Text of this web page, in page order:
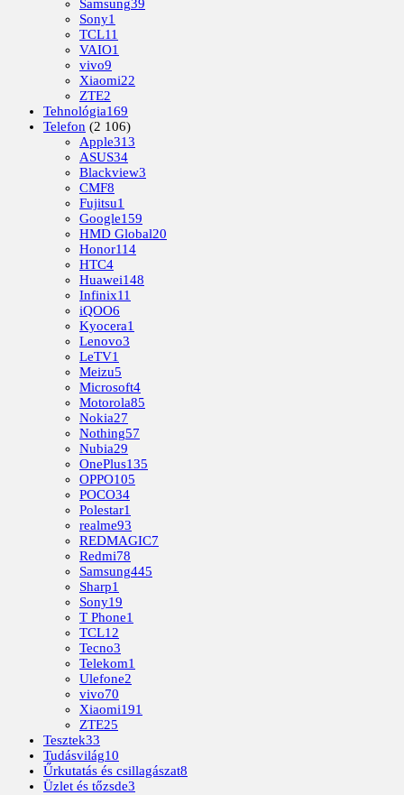
Samsung39
Sony1
TCL11
VAIO1
vivo9
Xiaomi22
ZTE2
Tehnológia169
Telefon (2 106)
Apple313
ASUS34
Blackview3
CMF8
Fujitsu1
Google159
HMD Global20
Honor114
HTC4
Huawei148
Infinix11
iQOO6
Kyocera1
Lenovo3
LeTV1
Meizu5
Microsoft4
Motorola85
Nokia27
Nothing57
Nubia29
OnePlus135
OPPO105
POCO34
Polestar1
realme93
REDMAGIC7
Redmi78
Samsung445
Sharp1
Sony19
T Phone1
TCL12
Tecno3
Telekom1
Ulefone2
vivo70
Xiaomi191
ZTE25
Tesztek33
Tudásvilág10
Űrkutatás és csillagászat8
Üzlet és tőzsde3